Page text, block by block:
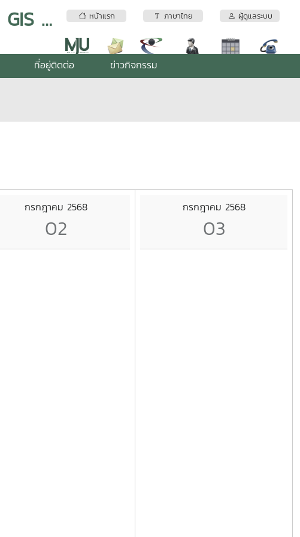
หน้าแรก ภาษาไทย ผู้ดูแลระบบ
ระบบบริการเทคโนโลยีภูมิสารสนเทศ MJU GIS Center
ที่อยู่ติดต่อ ข่าวกิจกรรม
กรกฎาคม 2568
02
กรกฎาคม 2568
03